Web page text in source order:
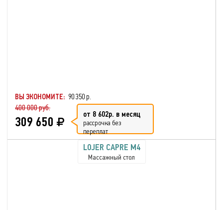
ВЫ ЭКОНОМИТЕ: 90 350 р.
400 000 руб.
309 650 от 8 602р. в месяц
рассрочка без
переплат
LOJER CAPRE M4
Массажный стол